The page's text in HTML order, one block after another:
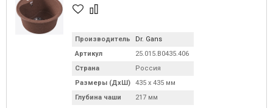
Производитель
Dr. Gans
Артикул
25.015.B0435.406
Страна
Россия
Размеры (ДхШ)
435 х 435 мм
Глубина чаши
217 мм